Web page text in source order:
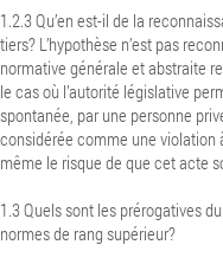
1.2.3 Qu’en est-il de la
tiers? L’hypothèse n’est pas
normative générale et abstraite
le cas où l’autorité législative
spontanée, par une personne
considérée comme une violation
même le risque de que cet acte
1.3 Quels sont les prérogatives
normes de rang supérieur?